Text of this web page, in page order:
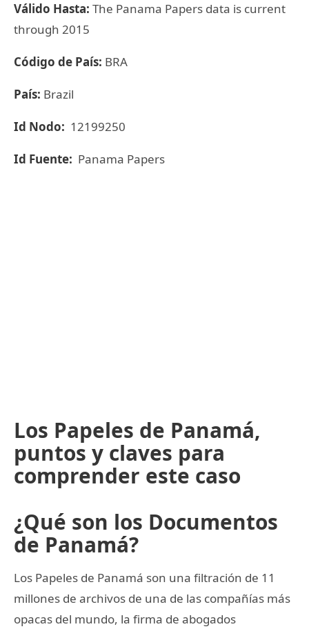
Válido Hasta: The Panama Papers data is current
through 2015
Código de País: BRA
País: Brazil
Id Nodo: 12199250
Id Fuente: Panama Papers
Los Papeles de Panamá,
puntos y claves para
comprender este caso
¿Qué son los Documentos
de Panamá?
Los Papeles de Panamá son una filtración de 11
millones de archivos de una de las compañías más
opacas del mundo, la firma de abogados